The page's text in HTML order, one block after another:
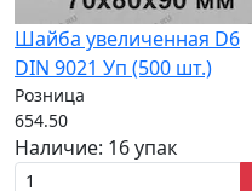
Шайба увеличенная D6
DIN 9021 Уп (500 шт.)
Розница
654.50
Наличие: 16 упак